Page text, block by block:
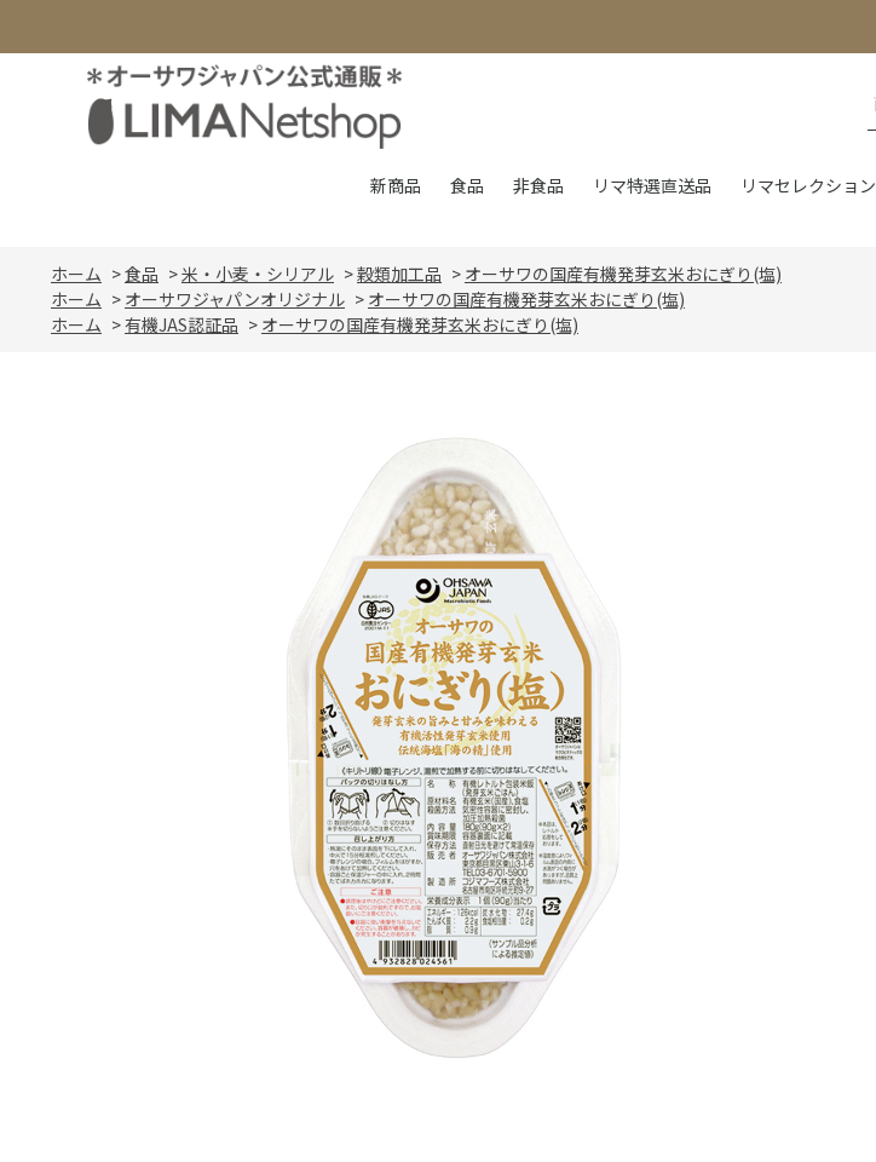
新商品 食品 非食品 リマ特選直送品 リマセレクション
ホーム >食品 >米・小麦・シリアル >穀類加工品 > オーサワの国産有機発芽玄米おにぎり(塩)
ホーム > オーサワジャパンオリジナル > オーサワの国産有機発芽玄米おにぎり(塩)
ホーム >有機JAS認証品 > オーサワの国産有機発芽玄米おにぎり(塩)